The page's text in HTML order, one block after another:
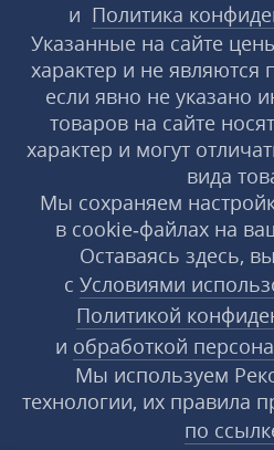
и Политика
Указанные на сайте
характер и не являются
если явно не указано
товаров на сайте
характер и могут
вида
Мы сохраняем
в cookie‑файлах на
Оставаясь здесь,
с Условиями
Политикой
и обработкой
Мы используем
технологии, их правила
по